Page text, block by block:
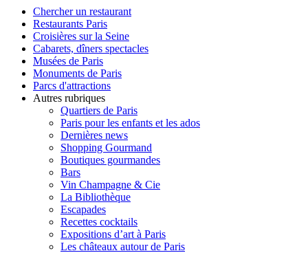
Chercher un restaurant
Restaurants Paris
Croisières sur la Seine
Cabarets, dîners spectacles
Musées de Paris
Monuments de Paris
Parcs d'attractions
Autres rubriques
Quartiers de Paris
Paris pour les enfants et les ados
Dernières news
Shopping Gourmand
Boutiques gourmandes
Bars
Vin Champagne & Cie
La Bibliothèque
Escapades
Recettes cocktails
Expositions d’art à Paris
Les châteaux autour de Paris